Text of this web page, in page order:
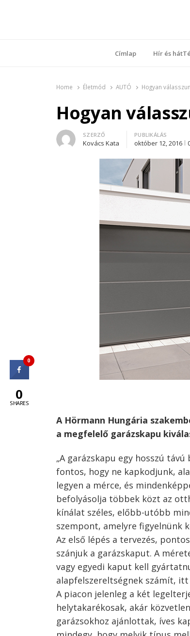
Címlap Hír és
Home Életmód AUTÓ Hogyan
Hogyan
Author
SZERZŐ
Kovács Kata
PUBLIKÁLÁS
október 12, 2016
A Hörmann Hungária
a megfelelő garázskapu
„A garázskapu egy hosszú
fontos, hogy ne kapkodjunk,
legyen a mérce, és
befolyásolja többek közt az
kínálat széles, előbb-utóbb
szempont, amelyre figyelnünk
Az első lépés a tervezés,
szánjuk a garázskaput. A
vagy egyedi kaput kell
alapfelszereltségnek számít,
A piacon jelenleg a két
helytakarékosak, akár
garázsokhoz ajánlottak, íves
0
0
SHARES